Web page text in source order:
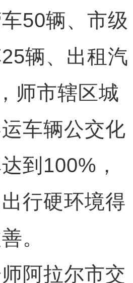
50辆、市级
辆、出租汽
师市辖区城
车辆公交化
到100%，
行硬环境得
。
拉尔市交